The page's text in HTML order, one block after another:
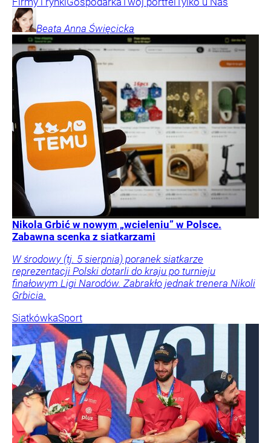
Beata Anna Święcicka
Nikola Grbić w nowym „wcieleniu” w Polsce.
Zabawna scenka z siatkarzami
W środowy (tj. 5 sierpnia) poranek siatkarze
reprezentacji Polski dotarli do kraju po turnieju
finałowym Ligi Narodów. Zabrakło jednak trenera Nikoli
Grbicia.
SiatkówkaSport